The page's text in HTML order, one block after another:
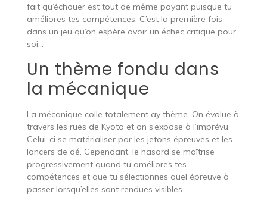
fait qu’échouer est tout de même payant puisque tu
améliores tes compétences. C’est la première fois
dans un jeu qu’on espère avoir un échec critique pour
soi…
Un thème fondu dans
la mécanique
La mécanique colle totalement ay thème. On évolue à
travers les rues de Kyoto et on s’expose à l’imprévu.
Celui-ci se matérialiser par les jetons épreuves et les
lancers de dé. Cependant, le hasard se maîtrise
progressivement quand tu améliores tes
compétences et que tu sélectionnes quel épreuve à
passer lorsqu’elles sont rendues visibles.